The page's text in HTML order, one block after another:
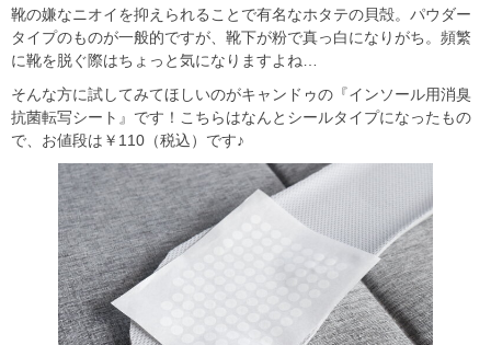
靴の嫌なニオイを抑えられることで有名なホタテの貝殻。パウダー
タイプのものが一般的ですが、靴下が粉で真っ白になりがち。頻繁
に靴を脱ぐ際はちょっと気になりますよね…
そんな方に試してみてほしいのがキャンドゥの『インソール用消臭
抗菌転写シート』です！こちらはなんとシールタイプになったもの
で、お値段は￥110（税込）です♪